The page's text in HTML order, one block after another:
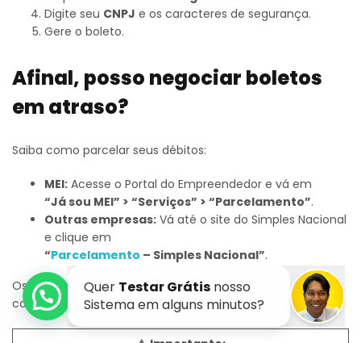
Digite seu CNPJ e os caracteres de segurança.
Gere o boleto.
Afinal, posso negociar boletos
em atraso?
Saiba como parcelar seus débitos:
MEI: Acesse o Portal do Empreendedor e vá em
“Já sou MEI” > “Serviços” > “Parcelamento”.
Outras empresas: Vá até o site do Simples Nacional
e clique em
“Parcelamento – Simples Nacional”.
Os sistemas mostram quanto você deve (com juros e
correção) e permitemparcelar.